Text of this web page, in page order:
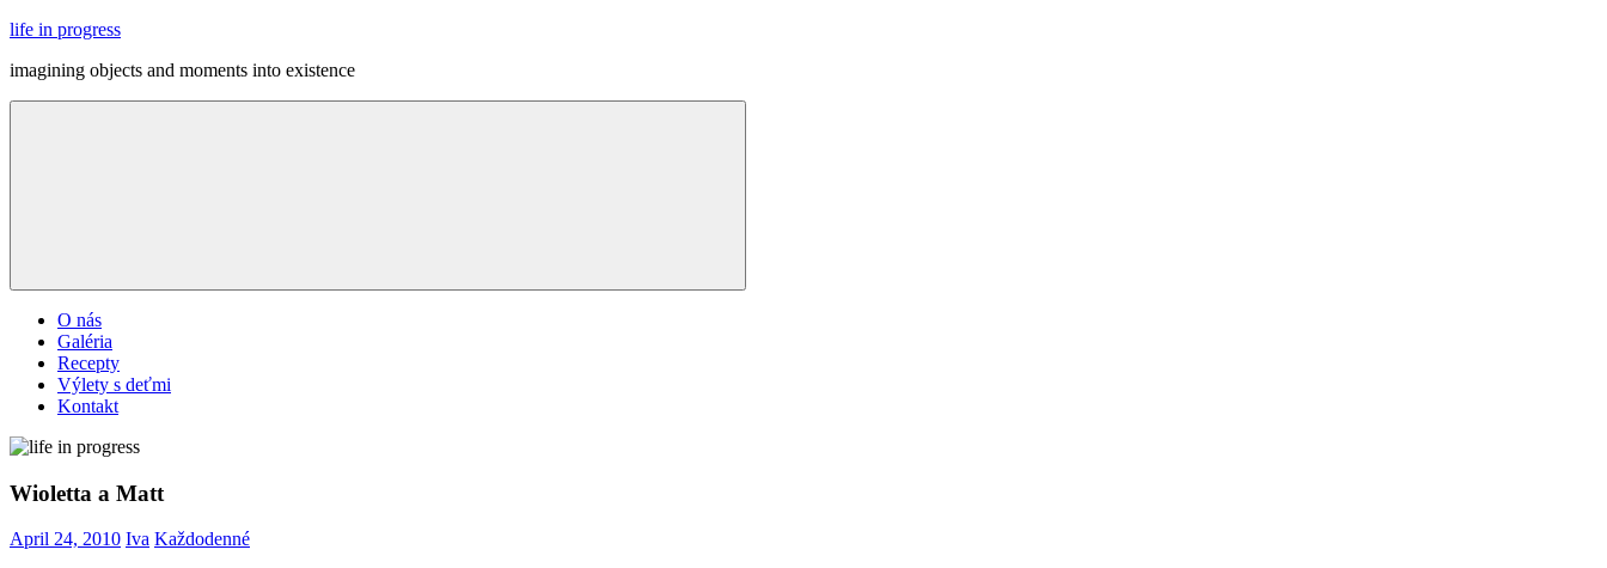
Skip
content
life in progress
imagining objects and moments into existence
Menu
O nás
Galéria
Recepty
Výlety s deťmi
Kontakt
Wioletta a Matt
April 24, 2010 Iva Každodenné